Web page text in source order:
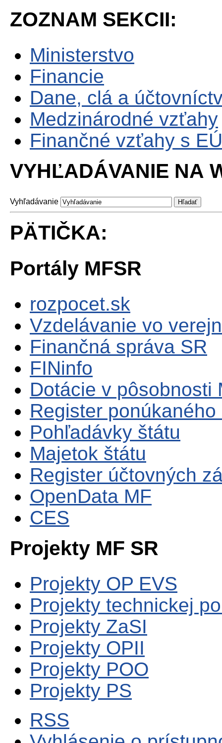
ZOZNAM SEKCII:
Ministerstvo
Financie
Dane, clá a
Medzinárodné vzťahy
Finančné vzťahy s EÚ
VYHĽADÁVANIE NA
Vyhľadávanie
PÄTIČKA:
Portály MFSR
rozpocet.sk
Vzdelávanie vo
Finančná správa SR
FINinfo
Dotácie v pôsobnosti
Register
Pohľadávky štátu
Majetok štátu
Register účtovných
OpenData MF
CES
Projekty MF SR
Projekty OP EVS
Projekty technickej
Projekty ZaSI
Projekty OPII
Projekty POO
Projekty PS
RSS